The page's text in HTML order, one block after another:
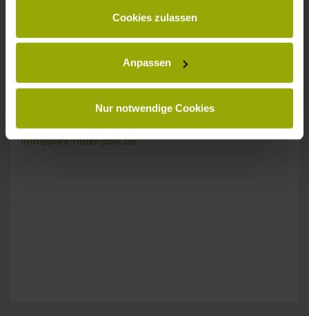
Cookies zulassen
Anpassen
Nur notwendige Cookies
Wünsche, Fragen, Anregungen?
Wir sind gerne für Sie da:
Tel: +49 (0)761 - 385 480
info@park-hotel-post.de